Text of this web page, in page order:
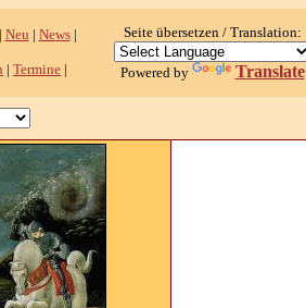
Neu | News|
| Termine |
Seite übersetzen / Translation:
Powered by Translate